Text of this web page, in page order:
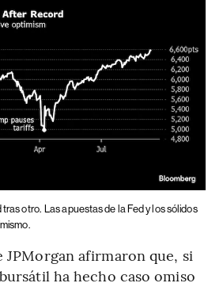
tras otro. Las apuestas de la Fed y los sólidos
JPMorgan afirmaron que, si
ha hecho caso omiso